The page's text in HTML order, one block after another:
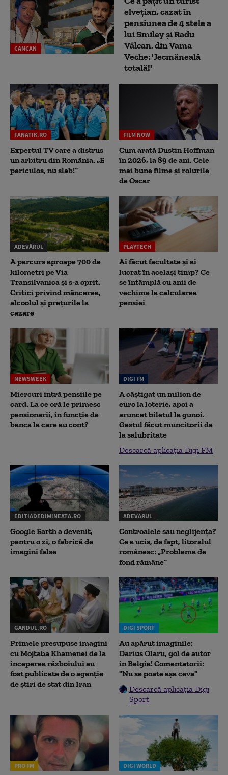
CANCAN
elvețian, cazat în
pensiunea de 4 stele a
lui Smiley și Radu
Vâlcan, din Vama
Veche: 'Jecmăneală
totală!'
FANATIK.RO
Expertul TV care a distrus
un arbitru din România. „E
periculos, nu slab!”
FILM NOW
Cum arată Dustin Hoffman
în 2026, la 89 de ani. Cele
mai bune filme și rolurile
de Oscar
ADEVĂRUL
A parcurs aproape 700 de
kilometri pe Via
Transilvanica și s-a oprit.
Critici privind mâncarea,
alcoolul și prețurile la
cazare
PLAYTECH
Ai făcut facultate și ai
lucrat în același timp? Ce
se întâmplă cu anii de
vechime la calcularea
pensiei
NEWSWEEK
Miercuri intră pensiile pe
card. La ce oră le primesc
pensionarii, în funcție de
banca la care au cont?
DIGI FM
A câștigat un milion de
euro la loterie, apoi a
aruncat biletul la gunoi.
Gestul făcut muncitorii de
la salubritate
Descarcă aplicația Digi FM
EDITIADEDIMINEATA.RO
Google Earth a devenit,
pentru o zi, o fabrică de
imagini false
ADEVARUL
Controalele sau neglijența?
Ce a ucis, de fapt, litoralul
românesc: „Problema de
fond rămâne”
GANDUL.RO
Primele presupuse imagini
cu Mojtaba Khamenei de la
începerea războiului au
fost publicate de o agenție
de știri de stat din Iran
DIGI SPORT
Au apărut imaginile:
Darius Olaru, gol de autor
în Belgia! Comentatorii:
"Nu se poate așa ceva"
Descarcă aplicația Digi
Sport
PRO FM DIGI WORLD